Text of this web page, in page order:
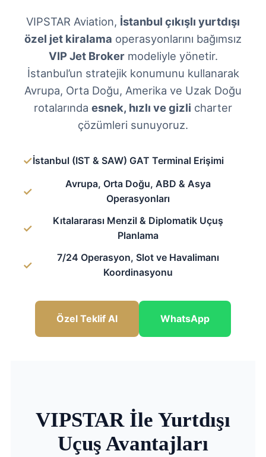
VIPSTAR Aviation, İstanbul çıkışlı yurtdışı
özel jet kiralama operasyonlarını bağımsız
VIP Jet Brokermodeliyle yönetir.
İstanbul’un stratejik konumunu kullanarak
Avrupa, Orta Doğu, Amerika ve Uzak Doğu
rotalarında esnek, hızlı ve gizli charter
çözümleri sunuyoruz.
✓İstanbul (IST & SAW) GAT Terminal Erişimi
✓
Avrupa, Orta Doğu, ABD & Asya
Operasyonları
✓
Kıtalararası Menzil & Diplomatik Uçuş
Planlama
✓
7/24 Operasyon, Slot ve Havalimanı
Koordinasyonu
Özel Teklif Al WhatsApp
VIPSTAR İle Yurtdışı
Uçuş Avantajları